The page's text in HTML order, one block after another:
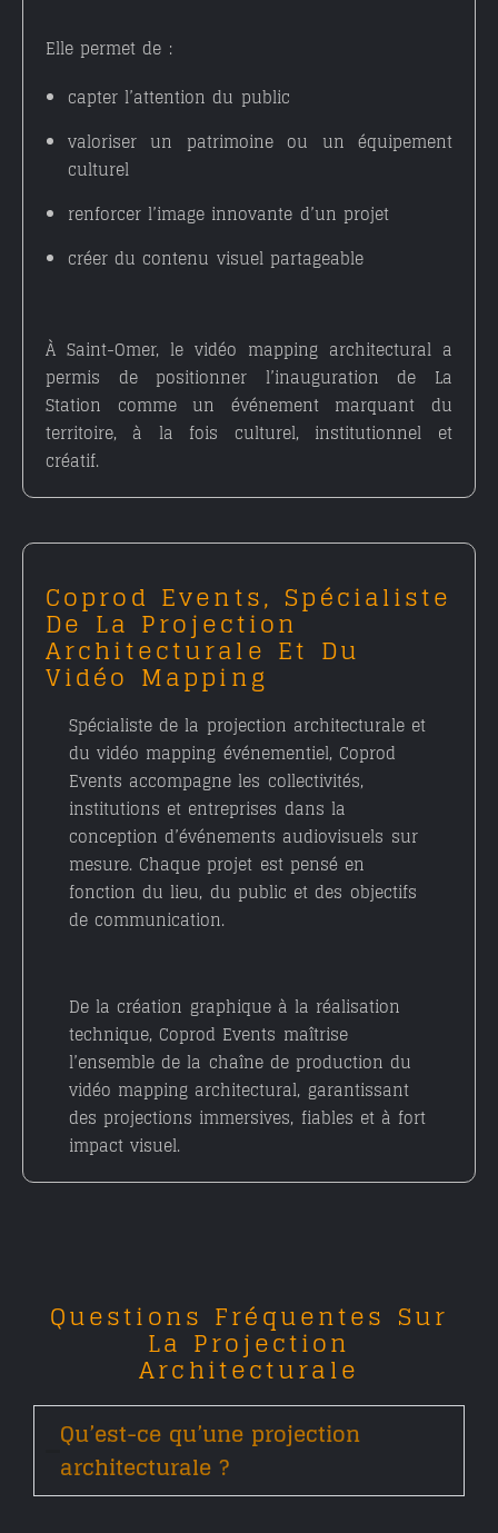
Elle permet de :
capter l’attention du public
valoriser un patrimoine ou un équipement
culturel
renforcer l’image innovante d’un projet
créer du contenu visuel partageable
À Saint-Omer, le vidéo mapping architectural a
permis de positionner l’inauguration de La
Station comme un événement marquant du
territoire, à la fois culturel, institutionnel et
créatif.
Coprod Events, Spécialiste
De La Projection
Architecturale Et Du
Vidéo Mapping
Spécialiste de la projection architecturaleet
duvidéo mapping événementiel, Coprod
Events accompagne les collectivités,
institutions et entreprises dans la
conception d’événements audiovisuels sur
mesure. Chaque projet est pensé en
fonction du lieu, du public et des objectifs
de communication.
De la création graphique à la réalisation
technique, Coprod Events maîtrise
l’ensemble de la chaîne de production du
vidéo mapping architectural, garantissant
des projections immersives, fiables et à fort
impact visuel.
Questions Fréquentes Sur
La Projection
Architecturale
Qu’est-ce qu’une projection
architecturale ?